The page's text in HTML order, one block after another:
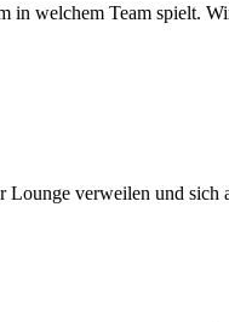
in welchem Team spielt.
Lounge verweilen und sich